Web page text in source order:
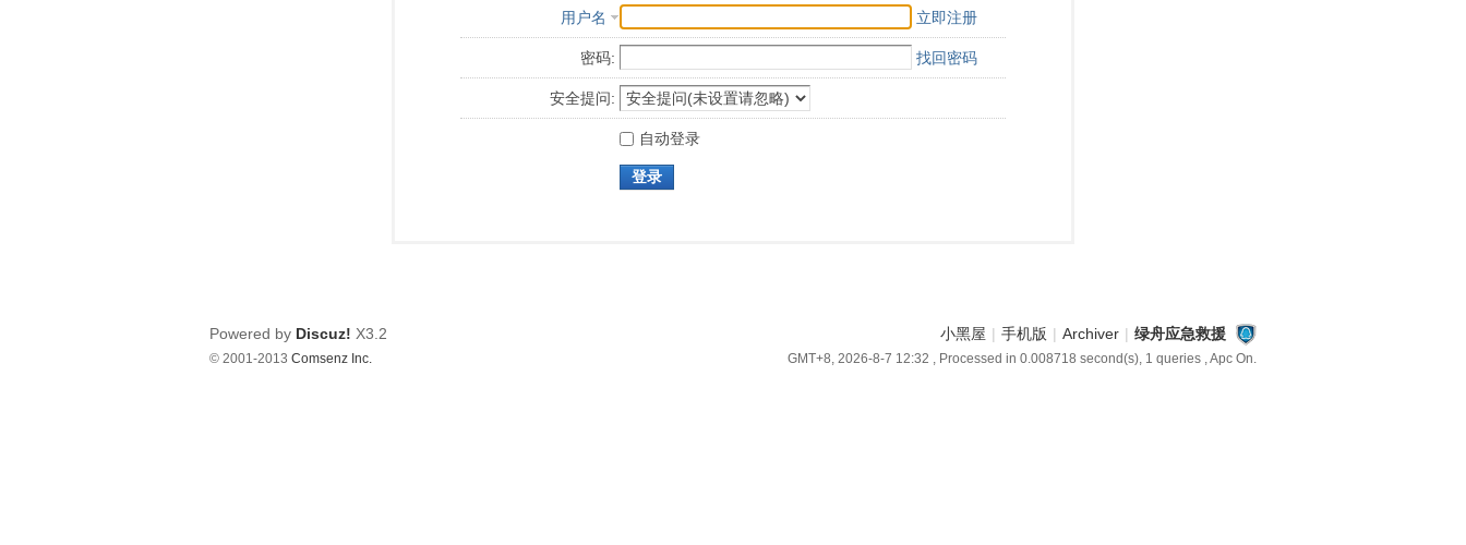
用户名 立即注册
密码: 找回密码
安全提问:
自动登录
登录
小黑屋 | 手机版 | Archiver | 绿舟应急救援
GMT+8, 2026-8-7 12:32 , Processed in 0.008718 second(s), 1 queries , Apc On.
Powered by Discuz! X3.2
© 2001-2013 Comsenz Inc.